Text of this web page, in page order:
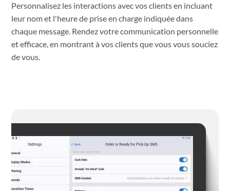
Personnalisez les interactions avec vos clients en incluant
leur nom et l'heure de prise en charge indiquée dans
chaque message. Rendez votre communication personnelle
et efficace, en montrant à vos clients que vous vous souciez
de vous.